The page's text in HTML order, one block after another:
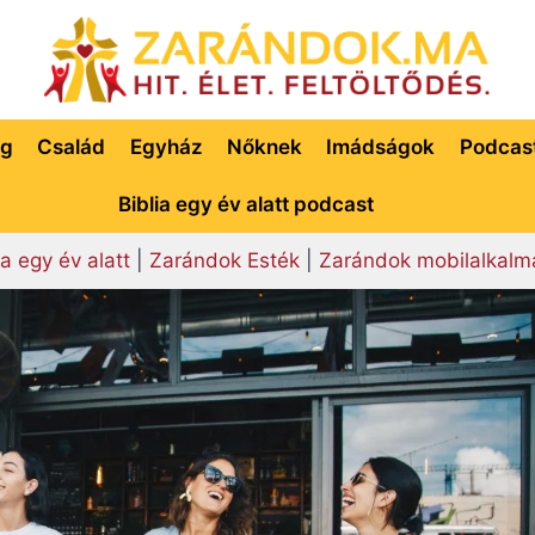
Család Egyház Nőknek Imádságok
Biblia egy év alatt podcast
egy év alatt| Zarándok Esték| Zarándok